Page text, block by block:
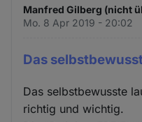
Manfred Gilberg (nicht
Mo. 8 Apr 2019 - 20:02
Das
Das selbstbewusste
richtig und wichtig.